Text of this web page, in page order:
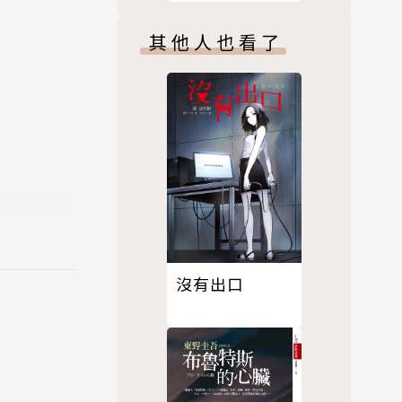
其他人也看了
沒有出口